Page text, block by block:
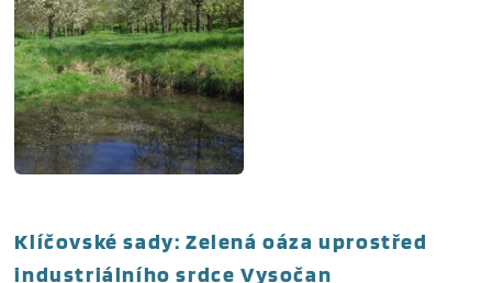
Klíčovské sady: Zelená oáza uprostřed
industriálního srdce Vysočan